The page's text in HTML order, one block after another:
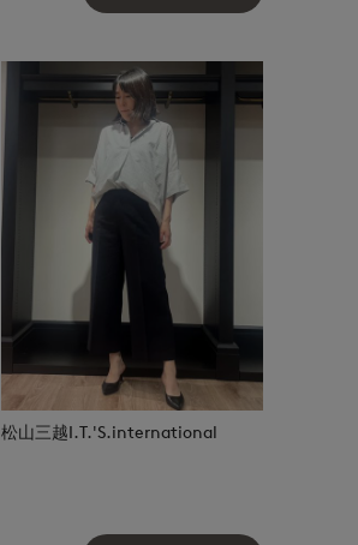
松山三越I.T.'S.international